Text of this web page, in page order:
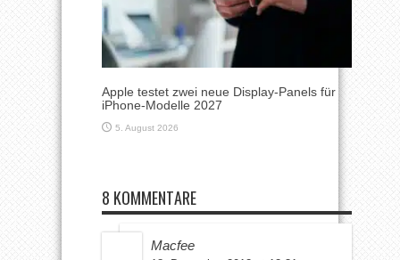
Apple testet zwei neue Display-Panels für
iPhone-Modelle 2027
5. August 2026
8 KOMMENTARE
Macfee